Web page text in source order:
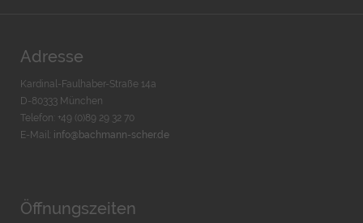
Adresse
Kardinal-Faulhaber-Straße 14a
D-80333 München
Telefon: +49 (0)89 29 32 70
E-Mail: info@bachmann-scher.de
Öffnungszeiten